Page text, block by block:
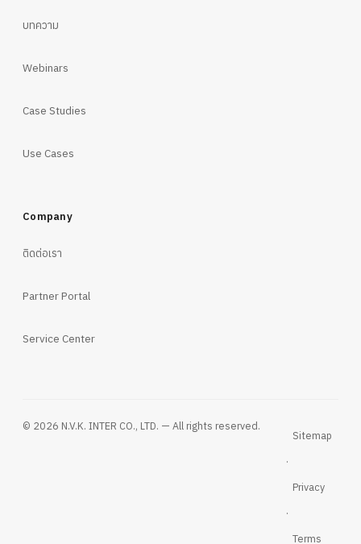
บทความ
Webinars
Case Studies
Use Cases
Company
ติดต่อเรา
Partner Portal
Service Center
© 2026 N.V.K. INTER CO., LTD. — All rights reserved.
Sitemap
·
Privacy
·
Terms